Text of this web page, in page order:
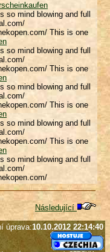
so mind blowing and full
This is one
so mind blowing and full
This is one
so mind blowing and full
This is one
so mind blowing and full
This is one
so mind blowing and full
Následující
úprava:10.10.2012 22:14:40